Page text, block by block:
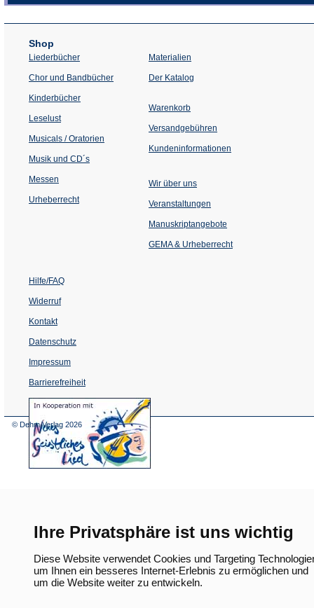
Ihre Privatsphäre ist uns wichtig
Diese Website verwendet Cookies und Targeting
um Ihnen ein besseres Internet-Erlebnis zu ermöglichen und
um die Website weiter zu entwickeln.
Shop
Liederbücher
Chor und Bandbücher
Kinderbücher
Leselust
Musicals / Oratorien
Musik und CD´s
Messen
Urheberrecht
Materialien
Der Katalog
Warenkorb
Versandgebühren
Kundeninformationen
Wir über uns
Veranstaltungen
einem
Tab)
Manuskriptangebote
GEMA & Urheberrecht
Hilfe/FAQ
Widerruf
Kontakt
Datenschutz
Impressum
Barrierefreiheit
(Öffnet
in
© Dehm Verlag 2026